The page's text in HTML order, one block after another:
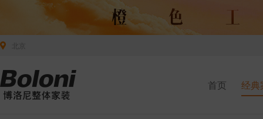
首页 经典